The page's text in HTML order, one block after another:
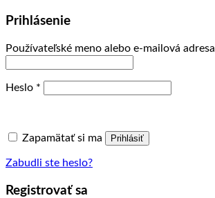
Prihlásenie
Používateľské meno alebo e-mailová adresa
Heslo *
Zapamätať si ma Prihlásiť
Zabudli ste heslo?
Registrovať sa